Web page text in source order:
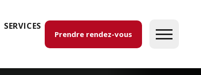
Prendre rendez-vous
SERVICES